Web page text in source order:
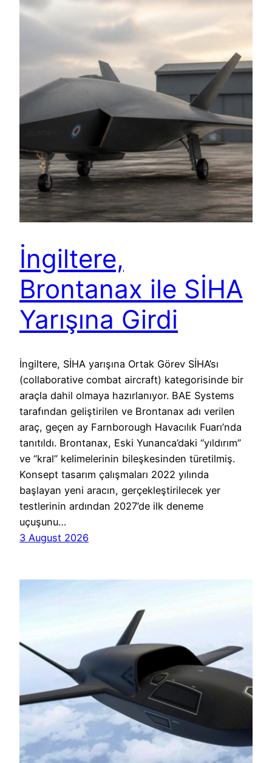
İngiltere,
Brontanax ile SİHA
Yarışına Girdi
İngiltere, SİHA yarışına Ortak Görev SİHA’sı
(collaborative combat aircraft) kategorisinde bir
araçla dahil olmaya hazırlanıyor. BAE Systems
tarafından geliştirilen ve Brontanax adı verilen
araç, geçen ay Farnborough Havacılık Fuarı’nda
tanıtıldı. Brontanax, Eski Yunanca’daki “yıldırım”
ve “kral” kelimelerinin bileşkesinden türetilmiş.
Konsept tasarım çalışmaları 2022 yılında
başlayan yeni aracın, gerçekleştirilecek yer
testlerinin ardından 2027’de ilk deneme
uçuşunu…
3 August 2026